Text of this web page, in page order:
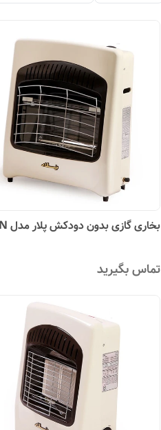
بخاری گازی بدون دودکش پلار مدل 20KN
تماس بگیرید